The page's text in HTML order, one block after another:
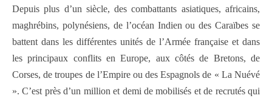
Depuis plus d’un siècle, des combattants asiatiques, africains,
maghrébins, polynésiens, de l’océan Indien ou des Caraïbes se
battent dans les différentes unités de l’Armée française et dans
les principaux conflits en Europe, aux côtés de Bretons, de
Corses, de troupes de l’Empire ou des Espagnols de « La Nuévé
». C’est près d’un million et demi de mobilisés et de recrutés qui